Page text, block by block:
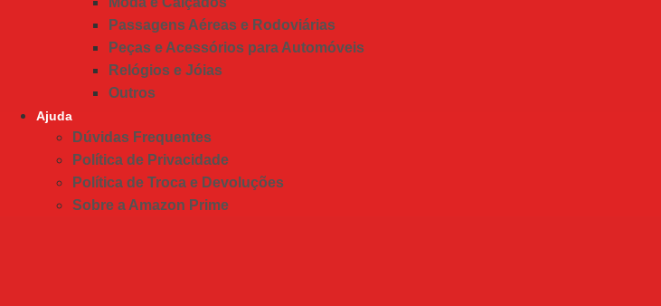
Passagens Aéreas e Rodoviárias
Peças e Acessórios para Automóveis
Relógios e Jóias
Outros
Ajuda
Dúvidas Frequentes
Política de Privacidade
Política de Troca e Devoluções
Sobre a Amazon Prime